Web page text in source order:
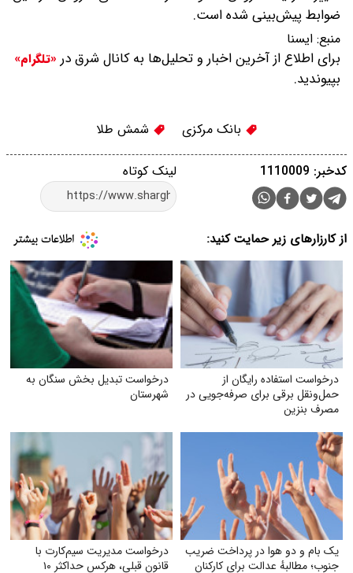
ضوابط پیش‌بینی شده است.
منبع: ایسنا
برای اطلاع از آخرین اخبار و تحلیل‌ها به کانال شرق در «تلگرام»
بپیوندید.
بانک مرکزی شمش طلا
لینک کوتاه کدخبر: 1110009
از کارزارهای زیر حمایت کنید:
درخواست استفاده رایگان از
حمل‌ونقل برقی برای صرفه‌جویی در
مصرف بنزین
درخواست تبدیل بخش سنگان به
شهرستان
یک بام و دو هوا در پرداخت ضریب
جنوب؛ مطالبهٔ عدالت برای کارکنان
درخواست مدیریت سیم‌کارت با
قانون قبلی، هرکس حداکثر ۱۰